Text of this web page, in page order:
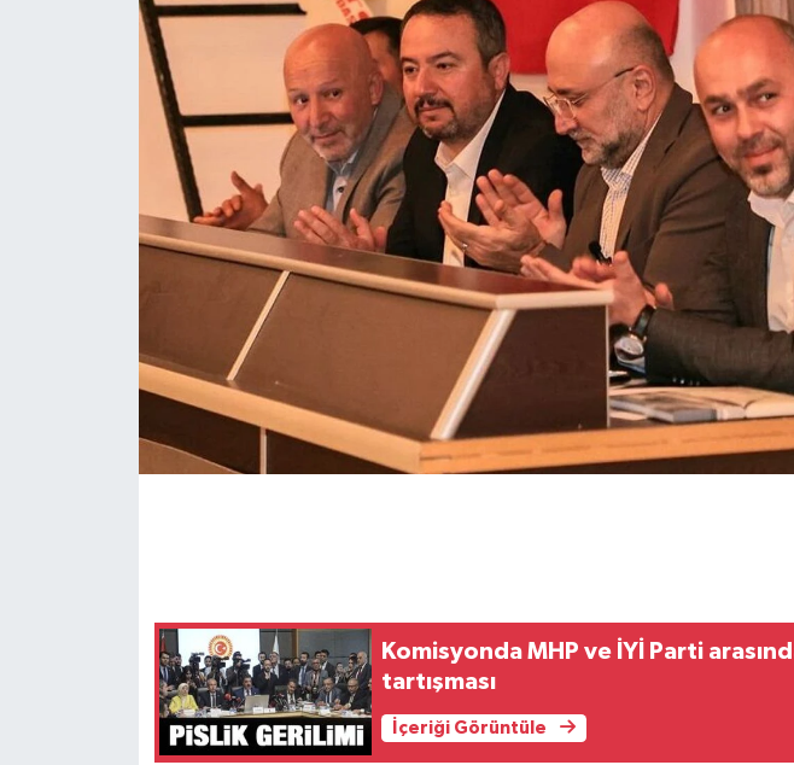
Komisyonda MHP ve İYİ Parti
tartışması
İçeriği Görüntüle